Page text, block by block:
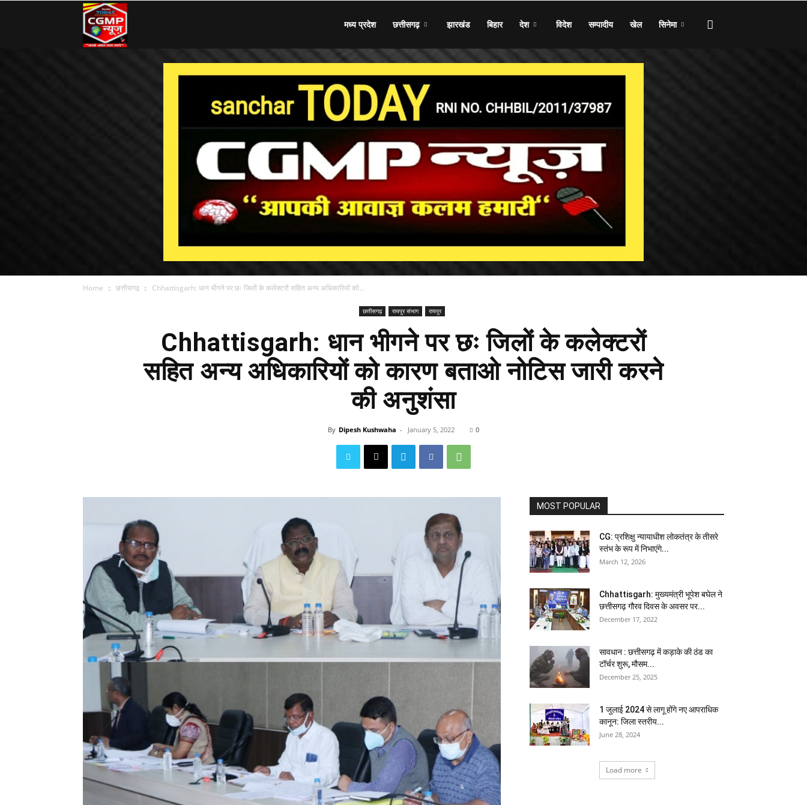
मध्य प्रदेश छत्तीसगढ़ झारखंड बिहार देश विदेश सम्पादीय खेल सिनेमा
Home छत्तीसगढ़ Chhattisgarh: धान भीगने पर छः जिलों के कलेक्टरों सहित अन्य अधिकारियों को...
छत्तीसगढ़ रायपुर संभाग रायपुर
Chhattisgarh: धान भीगने पर छः जिलों के कलेक्टरों
सहित अन्य अधिकारियों को कारण बताओ नोटिस जारी करने
की अनुशंसा
By Dipesh Kushwaha - January 5, 2022 0
MOST POPULAR
CG: प्रशिक्षु न्यायाधीश लोकतंत्र के तीसरे
स्तंभ के रूप में निभाएंगे...
March 12, 2026
Chhattisgarh: मुख्यमंत्री भूपेश बघेल ने
छत्तीसगढ़ गौरव दिवस के अवसर पर...
December 17, 2022
सावधान : छत्तीसगढ़ में कड़ाके की ठंड का
टॉर्चर शुरू, मौसम...
December 25, 2025
1 जुलाई 2024 से लागू होंगे नए आपराधिक
कानून: जिला स्तरीय...
June 28, 2024
Load more